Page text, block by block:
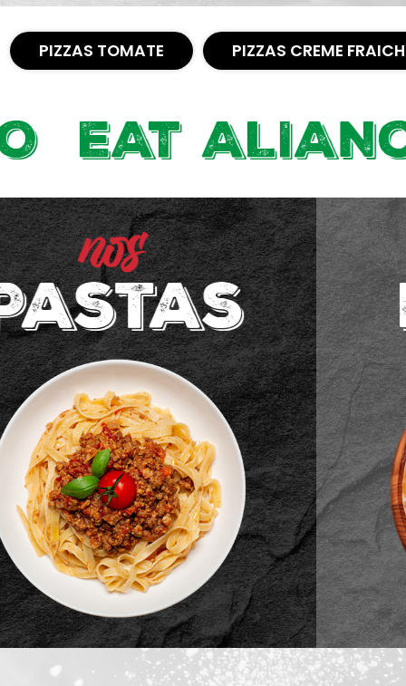
PIZZAS TOMATE PIZZAS CREME
nos
pizzas